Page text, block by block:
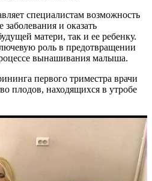
специалистам возможность
заболевания и оказать
матери, так и ее ребенку.
роль в предотвращении
вынашивания малыша.
первого триместра врачи
плодов, находящихся в утробе